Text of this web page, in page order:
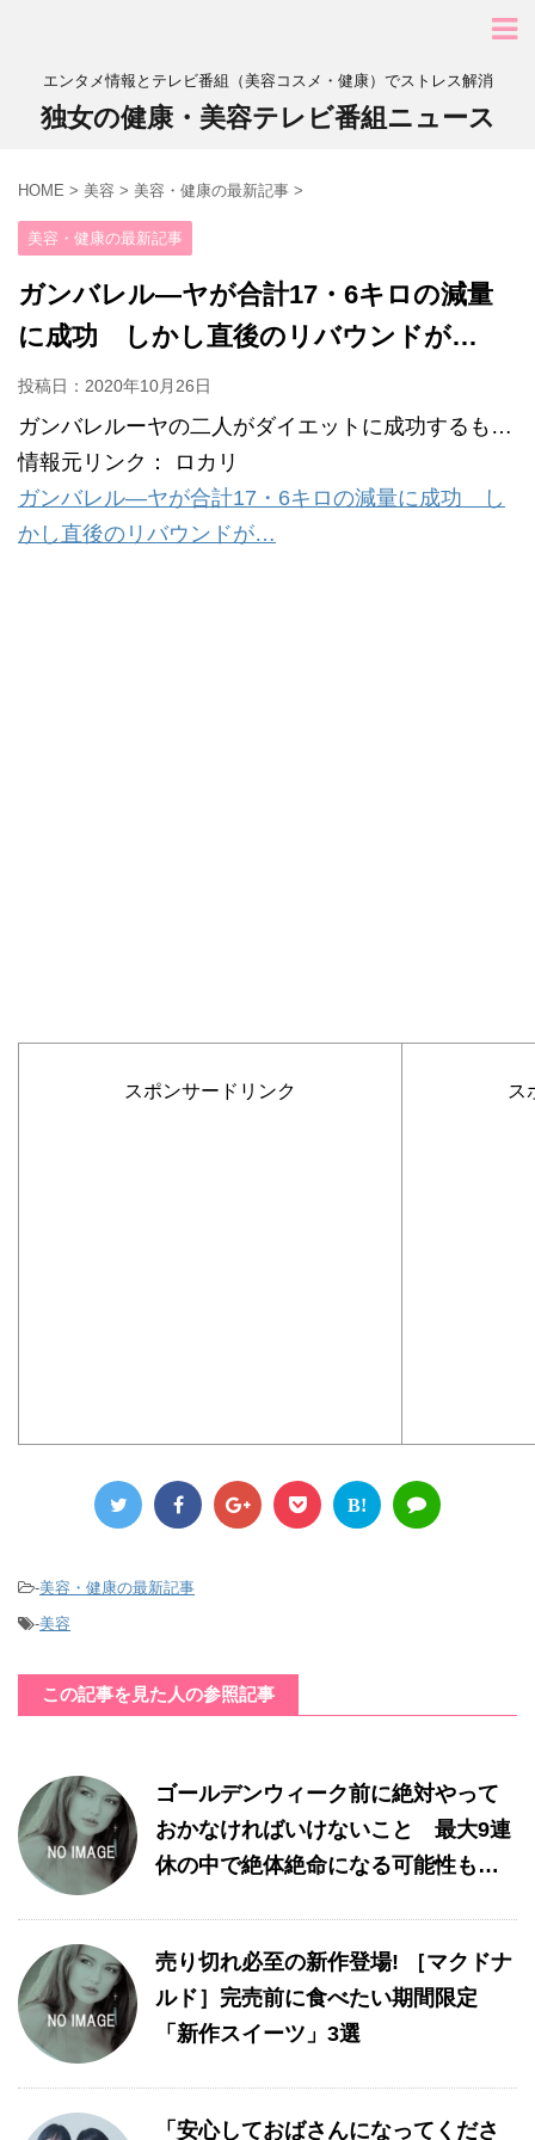
エンタメ情報とテレビ番組（美容コスメ・健康）でストレス解消
独女の健康・美容テレビ番組ニュース
HOME > 美容 > 美容・健康の最新記事 >
美容・健康の最新記事
ガンバレル―ヤが合計17・6キロの減量
に成功 しかし直後のリバウンドが…
投稿日： 2020年10月26日
ガンバレルーヤの二人がダイエットに成功するも…
情報元リンク： ロカリ
ガンバレル―ヤが合計17・6キロの減量に成功 し
かし直後のリバウンドが…
スポンサードリンク ス
B!
-美容・健康の最新記事
-美容
この記事を見た人の参照記事
ゴールデンウィーク前に絶対やって
おかなければいけないこと 最大9連
休の中で絶体絶命になる可能性も…
売り切れ必至の新作登場! ［マクドナ
ルド］完売前に食べたい期間限定
「新作スイーツ」3選
「安心しておばさんになってくださ